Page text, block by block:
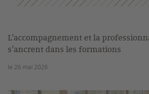
L’accompagnement et la
s’ancrent dans les formations
le 26 mai 2026